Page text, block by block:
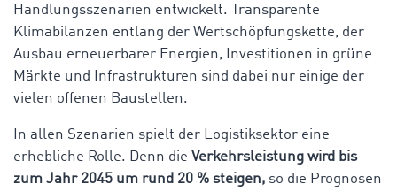
Handlungsszenarien entwickelt. Transparente
Klimabilanzen entlang der Wertschöpfungskette, der
Ausbau erneuerbarer Energien, Investitionen in grüne
Märkte und Infrastrukturen sind dabei nur einige der
vielen offenen Baustellen.
In allen Szenarien spielt der Logistiksektor eine
erhebliche Rolle. Denn die Verkehrsleistung wird bis
zum Jahr 2045 um rund 20 % steigen, so die Prognosen